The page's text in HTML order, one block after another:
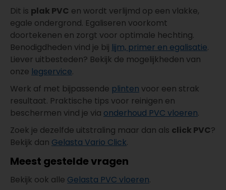
Dit is plak PVC en wordt verlijmd op een vlakke,
egale ondergrond. Egaliseren voorkomt
doortekenen en zorgt voor optimale hechting.
Benodigdheden vind je bij lijm, primer en egalisatie.
Liever uitbesteden? Bekijk de mogelijkheden van
onze legservice.
Werk af met bijpassende plinten voor een strak
resultaat. Praktische tips voor reinigen en
beschermen vind je via onderhoud PVC vloeren.
Zoek je dezelfde uitstraling maar dan als click PVC?
Bekijk dan Gelasta Vario Click.
Meest gestelde vragen
Bekijk ook alle Gelasta PVC vloeren.